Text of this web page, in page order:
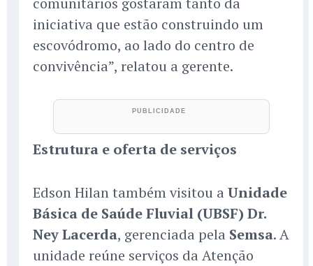
iniciativa que estão construindo um
escovódromo, ao lado do centro de
convivência”, relatou a gerente.
Estrutura e oferta de serviços
Edson Hilan também visitou a Unidade
Básica de Saúde Fluvial (UBSF) Dr.
Ney Lacerda, gerenciada pela Semsa. A
unidade reúne serviços da Atenção